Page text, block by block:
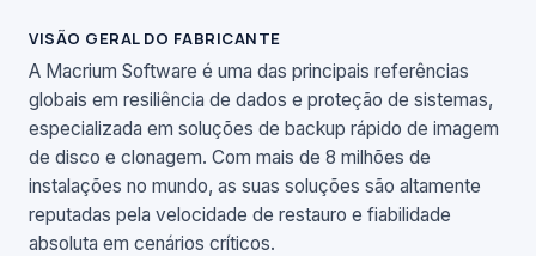
VISÃO GERAL DO FABRICANTE
A Macrium Software é uma das principais referências
globais em resiliência de dados e proteção de sistemas,
especializada em soluções de backup rápido de imagem
de disco e clonagem. Com mais de 8 milhões de
instalações no mundo, as suas soluções são altamente
reputadas pela velocidade de restauro e fiabilidade
absoluta em cenários críticos.